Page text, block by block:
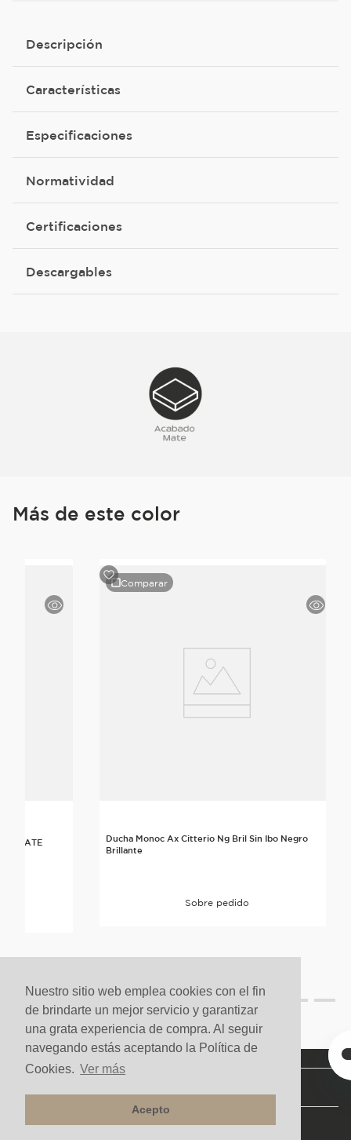
Nuestro sitio web emplea cookies con el fin
de brindarte un mejor servicio y garantizar
una grata experiencia de compra. Al seguir
navegando estás aceptando la Política de
Cookies. Ver más
Acepto
Descripción
Características
Especificaciones
Normatividad
Certificaciones
Descargables
Más de este color
MATE
Comparar
Ducha Monoc Ax Citterio Ng Bril Sin Ibo Negro
Brillante
Sobre pedido
SERVICIOS